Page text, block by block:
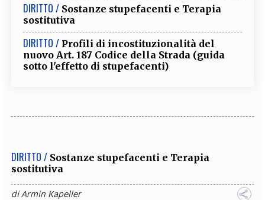
DIRITTO / Sostanze stupefacenti e Terapia
sostitutiva
DIRITTO / Profili di incostituzionalità del
nuovo Art. 187 Codice della Strada (guida
sotto l'effetto di stupefacenti)
DIRITTO / Sostanze stupefacenti e Terapia
sostitutiva
diArmin Kapeller